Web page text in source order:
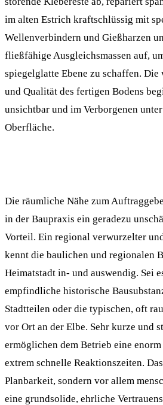
im alten Estrich kraftschlüssig mit
Wellenverbindern und Gießharzen
fließfähige Ausgleichsmassen auf,
spiegelglatte Ebene zu schaffen.
und Qualität des fertigen Bodens
unsichtbar und im Verborgenen
Oberfläche.
Die räumliche Nähe zum
in der Baupraxis ein geradezu
Vorteil. Ein regional verwurzelter
kennt die baulichen und regionalen
Heimatstadt in- und auswendig. Sei
empfindliche historische
Stadtteilen oder die typischen, oft
vor Ort an der Elbe. Sehr kurze und
ermöglichen dem Betrieb eine
extrem schnelle Reaktionszeiten.
Planbarkeit, sondern vor allem
eine grundsolide, ehrliche